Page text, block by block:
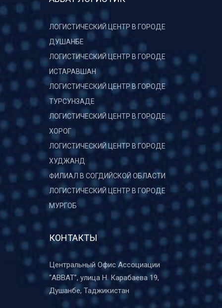
ЛОГИСТИЧЕСКИЙ ЦЕНТР В ГОРОДЕ
ДУШАНБЕ
ЛОГИСТИЧЕСКИЙ ЦЕНТР В ГОРОДЕ
ИСТАРАВШАН
ЛОГИСТИЧЕСКИЙ ЦЕНТР В ГОРОДЕ
ТУРСУНЗАДЕ
ЛОГИСТИЧЕСКИЙ ЦЕНТР В ГОРОДЕ
ХОРОГ
ЛОГИСТИЧЕСКИЙ ЦЕНТР В ГОРОДЕ
ХУДЖАНД
ФИЛИАЛ В СОГДИЙСКОЙ ОБЛАСТИ
ЛОГИСТИЧЕСКИЙ ЦЕНТР В ГОРОДЕ
МУРГОБ
КОНТАКТЫ
Центральный Офис Ассоциации
“ABBAT”, улица Н. Карабаева 19,
Душанбе, Таджикистан